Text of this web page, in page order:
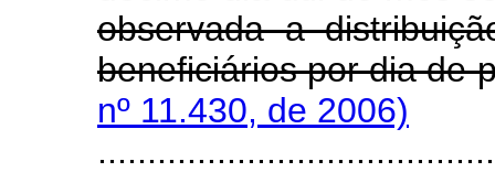
observada a
beneficiários por dia de
nº 11.430, de 2006)